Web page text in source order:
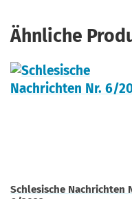
Ähnliche
Schlesische Nachrichten